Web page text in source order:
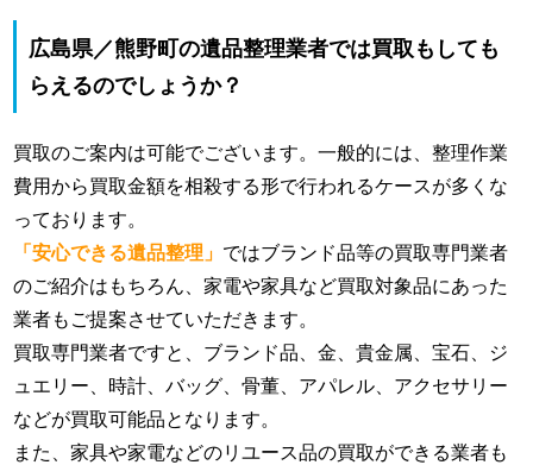
広島県／熊野町の遺品整理業者では買取もしても
らえるのでしょうか？
買取のご案内は可能でございます。一般的には、整理作業
費用から買取金額を相殺する形で行われるケースが多くな
っております。
「安心できる遺品整理」 ではブランド品等の買取専門業者
のご紹介はもちろん、家電や家具など買取対象品にあった
業者もご提案させていただきます。
買取専門業者ですと、ブランド品、金、貴金属、宝石、ジ
ュエリー、時計、バッグ、骨董、アパレル、アクセサリー
などが買取可能品となります。
また、家具や家電などのリユース品の買取ができる業者も